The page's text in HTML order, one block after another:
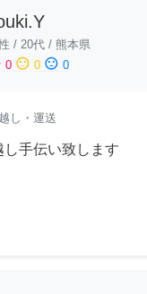
/ 20代 / 熊本県
0 sentiment_neutral 0 sentiment_dissatisfied 0
し・運送
手伝い致します